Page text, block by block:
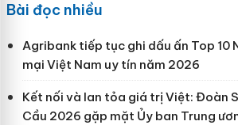
Bài đọc nhiều
Agribank tiếp tục ghi dấu ấn Top 10
mại Việt Nam uy tín năm 2026
Kết nối và lan tỏa giá trị Việt: Đoàn
Cầu 2026 gặp mặt Ủy ban Trung